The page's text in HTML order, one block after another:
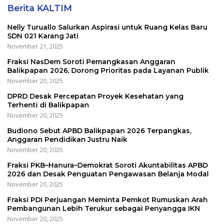
Berita KALTIM
Nelly Turuallo Salurkan Aspirasi untuk Ruang Kelas Baru
SDN 021 Karang Jati
November 21, 2025
Fraksi NasDem Soroti Pemangkasan Anggaran
Balikpapan 2026, Dorong Prioritas pada Layanan Publik
November 20, 2025
DPRD Desak Percepatan Proyek Kesehatan yang
Terhenti di Balikpapan
November 20, 2025
Budiono Sebut APBD Balikpapan 2026 Terpangkas,
Anggaran Pendidikan Justru Naik
November 20, 2025
Fraksi PKB–Hanura–Demokrat Soroti Akuntabilitas APBD
2026 dan Desak Penguatan Pengawasan Belanja Modal
November 20, 2025
Fraksi PDI Perjuangan Meminta Pemkot Rumuskan Arah
Pembangunan Lebih Terukur sebagai Penyangga IKN
November 20, 2025